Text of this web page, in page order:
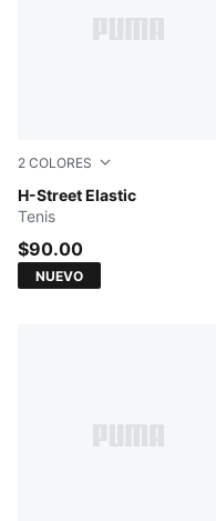
2 COLORES
H-Street Elastic
PUMA Black-Warm White
Tenis
$90.00
NUEVO